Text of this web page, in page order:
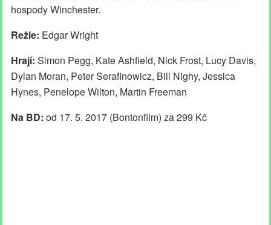
hospody Winchester.
Režie: Edgar Wright
Hrají: Simon Pegg, Kate Ashfield, Nick Frost, Lucy Davis,
Dylan Moran, Peter Serafinowicz, Bill Nighy, Jessica
Hynes, Penelope Wilton, Martin Freeman
Na BD: od 17. 5. 2017 (Bontonfilm) za 299 Kč